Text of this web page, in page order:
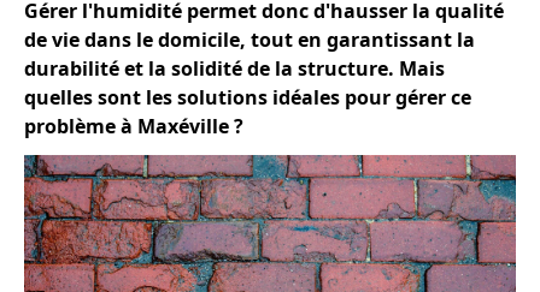
Gérer l'humidité permet donc d'hausser la qualité
de vie dans le domicile, tout en garantissant la
durabilité et la solidité de la structure. Mais
quelles sont les solutions idéales pour gérer ce
problème à Maxéville ?